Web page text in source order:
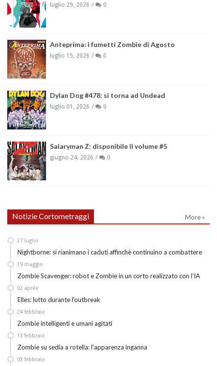
luglio 29, 2026 0
Anteprima: i fumetti Zombie di Agosto
luglio 15, 2026 0
Dylan Dog #478: si torna ad Undead
luglio 01, 2026 0
Salaryman Z: disponibile il volume #5
giugno 24, 2026 0
Notizie Cortometraggi More »
Nightborne: si rianimano i caduti affinchè continuino a combattere
27 luglio
Zombie Scavenger: robot e Zombie in un corto realizzato con l'IA
19 maggio
Elles: lutto durante l'outbreak
02 aprile
Zombie intelligenti e umani agitati
24 febbraio
Zombie su sedia a rotella: l'apparenza inganna
13 febbraio
03 febbraio